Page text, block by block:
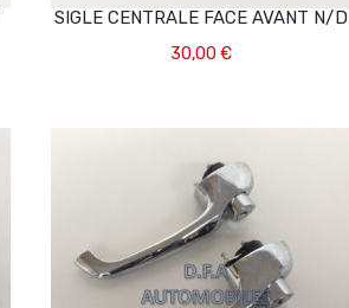
SIGLE CENTRALE FACE AVANT N/D
30,00 €